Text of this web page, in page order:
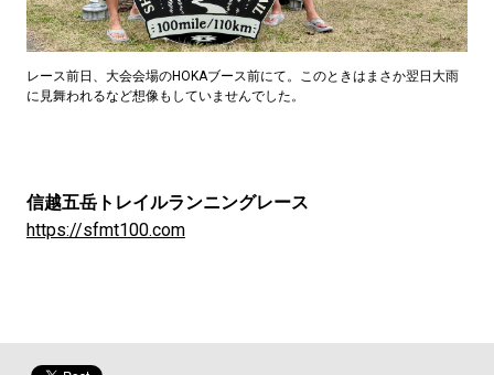
レース前日、大会会場のHOKAブース前にて。このときはまさか翌日大雨
に見舞われるなど想像もしていませんでした。
信越五岳トレイルランニングレース
https://sfmt100.com